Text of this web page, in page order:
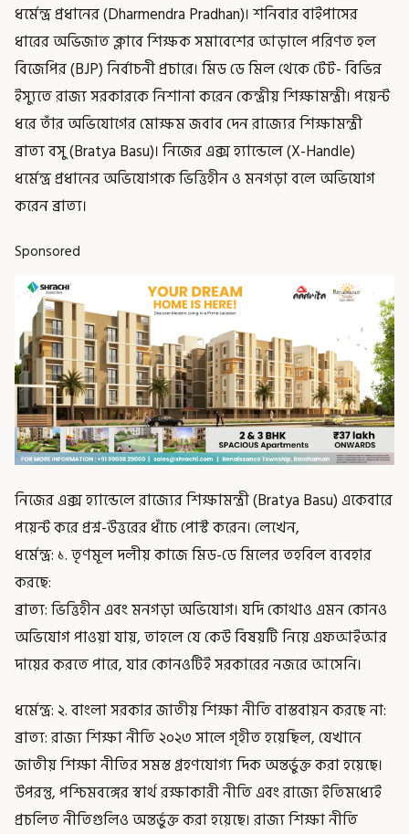
ধর্মেন্দ্র প্রধানের (Dharmendra Pradhan)। শনিবার বাইপাসের
ধারের অভিজাত ক্লাবে শিক্ষক সমাবেশের আড়ালে পরিণত হল
বিজেপির (BJP) নির্বাচনী প্রচারে। মিড ডে মিল থেকে টেট- বিভিন্ন
ইস্যুতে রাজ্য সরকারকে নিশানা করেন কেন্দ্রীয় শিক্ষামন্ত্রী। পয়েন্ট
ধরে তাঁর অভিযোগের মোক্ষম জবাব দেন রাজ্যের শিক্ষামন্ত্রী
ব্রাত্য বসু (Bratya Basu)। নিজের এক্স হ্যান্ডেলে (X-Handle)
ধর্মেন্দ্র প্রধানের অভিযোগকে ভিত্তিহীন ও মনগড়া বলে অভিযোগ
করেন ব্রাত্য।
Sponsored
নিজের এক্স হ্যান্ডেলে রাজ্যের শিক্ষামন্ত্রী (Bratya Basu) একেবারে
পয়েন্ট করে প্রশ্ন-উত্তরের ধাঁচে পোস্ট করেন। লেখেন,
ধর্মেন্দ্র: ১. তৃণমূল দলীয় কাজে মিড-ডে মিলের তহবিল ব্যবহার
করছে:
ব্রাত্য: ভিত্তিহীন এবং মনগড়া অভিযোগ। যদি কোথাও এমন কোনও
অভিযোগ পাওয়া যায়, তাহলে যে কেউ বিষয়টি নিয়ে এফআইআর
দায়ের করতে পারে, যার কোনওটিই সরকারের নজরে আসেনি।
ধর্মেন্দ্র: ২. বাংলা সরকার জাতীয় শিক্ষা নীতি বাস্তবায়ন করছে না:
ব্রাত্য: রাজ্য শিক্ষা নীতি ২০২৩ সালে গৃহীত হয়েছিল, যেখানে
জাতীয় শিক্ষা নীতির সমস্ত গ্রহণযোগ্য দিক অন্তর্ভুক্ত করা হয়েছে।
উপরন্তু, পশ্চিমবঙ্গের স্বার্থ রক্ষাকারী নীতি এবং রাজ্যে ইতিমধ্যেই
প্রচলিত নীতিগুলিও অন্তর্ভুক্ত করা হয়েছে। রাজ্য শিক্ষা নীতি